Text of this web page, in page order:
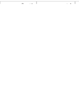
recette facile recette rapide